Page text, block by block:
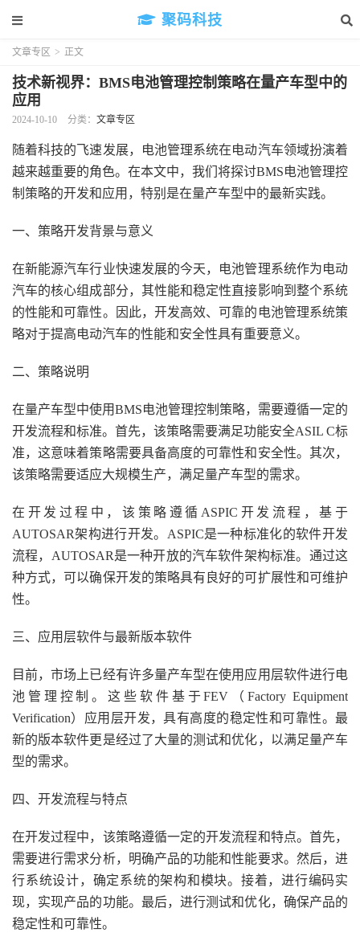
聚码科技
文章专区 > 正文
技术新视界：BMS电池管理控制策略在量产车型中的
应用
2024-10-10 分类： 文章专区
随着科技的飞速发展，电池管理系统在电动汽车领域扮演着
越来越重要的角色。在本文中，我们将探讨BMS电池管理控
制策略的开发和应用，特别是在量产车型中的最新实践。
一、策略开发背景与意义
在新能源汽车行业快速发展的今天，电池管理系统作为电动
汽车的核心组成部分，其性能和稳定性直接影响到整个系统
的性能和可靠性。因此，开发高效、可靠的电池管理系统策
略对于提高电动汽车的性能和安全性具有重要意义。
二、策略说明
在量产车型中使用BMS电池管理控制策略，需要遵循一定的
开发流程和标准。首先，该策略需要满足功能安全ASIL C标
准，这意味着策略需要具备高度的可靠性和安全性。其次，
该策略需要适应大规模生产，满足量产车型的需求。
在开发过程中，该策略遵循ASPIC开发流程，基于
AUTOSAR架构进行开发。ASPIC是一种标准化的软件开发
流程，AUTOSAR是一种开放的汽车软件架构标准。通过这
种方式，可以确保开发的策略具有良好的可扩展性和可维护
性。
三、应用层软件与最新版本软件
目前，市场上已经有许多量产车型在使用应用层软件进行电
池管理控制。这些软件基于FEV（Factory Equipment
Verification）应用层开发，具有高度的稳定性和可靠性。最
新的版本软件更是经过了大量的测试和优化，以满足量产车
型的需求。
四、开发流程与特点
在开发过程中，该策略遵循一定的开发流程和特点。首先，
需要进行需求分析，明确产品的功能和性能要求。然后，进
行系统设计，确定系统的架构和模块。接着，进行编码实
现，实现产品的功能。最后，进行测试和优化，确保产品的
稳定性和可靠性。